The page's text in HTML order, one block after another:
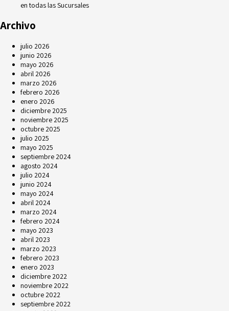
en todas las Sucursales
Archivo
julio 2026
junio 2026
mayo 2026
abril 2026
marzo 2026
febrero 2026
enero 2026
diciembre 2025
noviembre 2025
octubre 2025
julio 2025
mayo 2025
septiembre 2024
agosto 2024
julio 2024
junio 2024
mayo 2024
abril 2024
marzo 2024
febrero 2024
mayo 2023
abril 2023
marzo 2023
febrero 2023
enero 2023
diciembre 2022
noviembre 2022
octubre 2022
septiembre 2022